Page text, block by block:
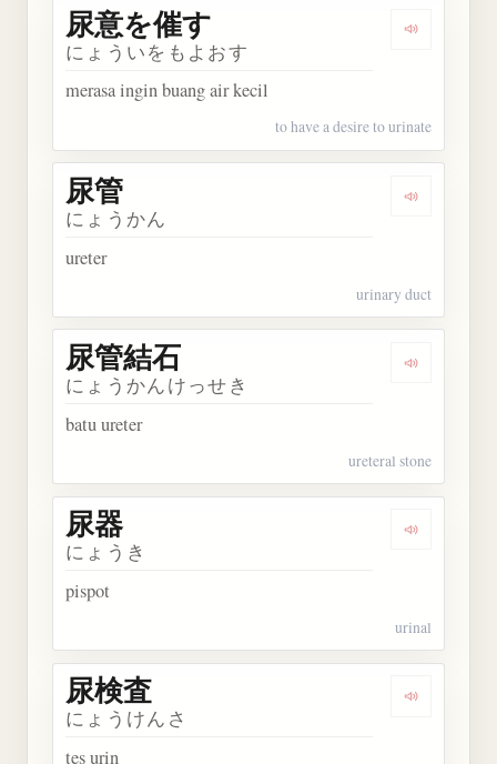
Dengarkan
尿意を催す
にょういをもよおす
merasa ingin buang air kecil
to have a desire to urinate
Dengarkan
尿管
にょうかん
ureter
urinary duct
Dengarkan
尿管結石
にょうかんけっせき
batu ureter
ureteral stone
Dengarkan
尿器
にょうき
pispot
urinal
Dengarkan
尿検査
にょうけんさ
tes urin